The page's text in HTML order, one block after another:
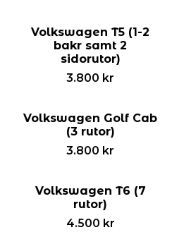
Volkswagen T5 (1-2
bakr samt 2
sidorutor)
3.800 kr
Volkswagen Golf Cab
(3 rutor)
3.800 kr
Volkswagen T6 (7
rutor)
4.500 kr